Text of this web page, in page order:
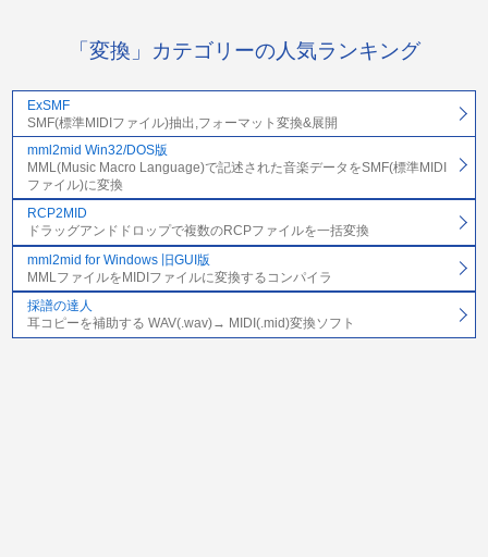
「変換」カテゴリーの人気ランキング
ExSMF
SMF(標準MIDIファイル)抽出,フォーマット変換&展開
mml2mid Win32/DOS版
MML(Music Macro Language)で記述された音楽データをSMF(標準MIDI
ファイル)に変換
RCP2MID
ドラッグアンドドロップで複数のRCPファイルを一括変換
mml2mid for Windows 旧GUI版
MMLファイルをMIDIファイルに変換するコンパイラ
採譜の達人
耳コピーを補助する WAV(.wav)→ MIDI(.mid)変換ソフト